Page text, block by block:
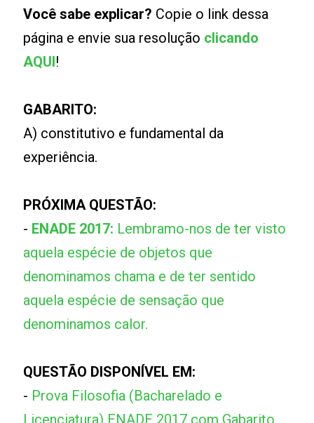
Você sabe explicar? Copie o link dessa
página e envie sua resolução clicando
AQUI!
GABARITO:
A) constitutivo e fundamental da
experiência.
PRÓXIMA QUESTÃO:
- ENADE 2017: Lembramo-nos de ter visto
aquela espécie de objetos que
denominamos chama e de ter sentido
aquela espécie de sensação que
denominamos calor.
QUESTÃO DISPONÍVEL EM:
- Prova Filosofia (Bacharelado e